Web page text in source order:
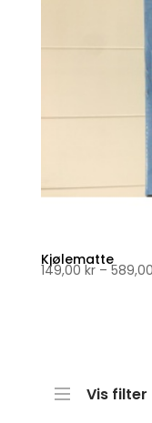
Kjølematte
149,00 kr – 589,00
Vis filter